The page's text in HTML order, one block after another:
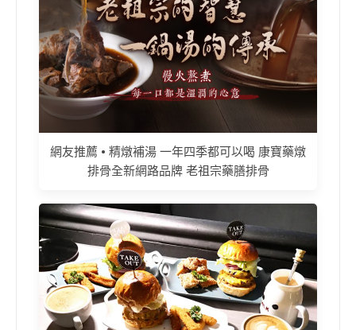
網友推薦 • 精燉補湯 一年四季都可以喝 康寶藥燉
排骨全新網路品牌 老祖宗藥膳排骨